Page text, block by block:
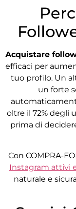
Acquistare
efficaci per
tuo profilo. Un
un forte
oltre il 72% degli
prima di
Con COMPRA-
Instagram attivi
naturale e